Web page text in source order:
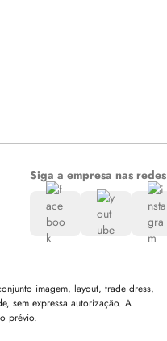
Siga a empresa nas redes
imagem, layout, trade dress,
sem expressa autorização. A
prévio.